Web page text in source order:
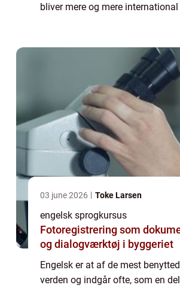
bliver mere og mere international
03 june 2026 Toke Larsen
engelsk sprogkursus
Fotoregistrering som
og dialogværktøj i byggeriet
Engelsk er at af de mest
verden og indgår ofte, som en